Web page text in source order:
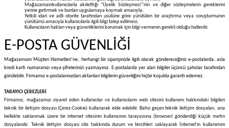
Mağazamızınkullanıcılarla akdettiği "Üyelik Sözleşmesi"'nin ve diğer sözleşmelerin gereklerini
yerine getirmek ve bunları uygulamaya koymak amacıyla;
Yetkili idari ve adli otorite tarafından usulüne göre yürütülen bir araştırma veya soruşturmanın
yürütümü amacıyla kullanıcılarla ilgili bilgi talep edilmesi;
Kullanıcıların hakları veya güvenliklerini korumak için bilgi vermenin gerekli olduğu hallerdir.
E-POSTA GÜVENLİĞİ
Mağazamızın Müşteri Hizmetleri’ne, herhangi bir siparişinizle ilgili olarak göndereceğiniz e-postalarda, asla
kredi kartı numaranızı veya şifrelerinizi yazmayınız. E-postalarda yer alan bilgiler üçüncü şahıslar tarafından
görülebilir. Firmamız e-postalarınızdan aktarılan bilgilerin güvenliğini hiçbir koşulda garanti edemez.
TARAYICI ÇEREZLERİ
Firmamız, mağazamızı ziyaret eden kullanıcılar ve kullanıcıların web sitesini kullanımı hakkındaki bilgileri
teknik bir iletişim dosyası (Çerez-Cookie) kullanarak elde edebilir. Bahsi geçen teknik iletişim dosyaları, ana
bellekte saklanmak üzere bir internet sitesinin kullanıcının tarayıcısına (browser) gönderdiği küçük metin
dosyalarıdır. Teknik iletişim dosyası site hakkında durum ve tercihleri saklayarak İnternet'in kullanımını